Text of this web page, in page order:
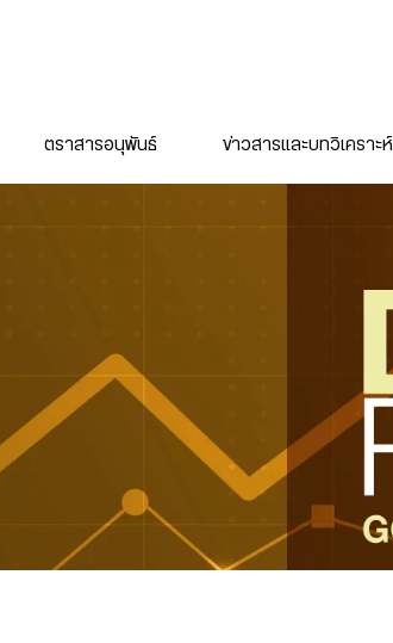
ตราสารอนุพันธ์ ข่าวสารและบทวิเคราะห์